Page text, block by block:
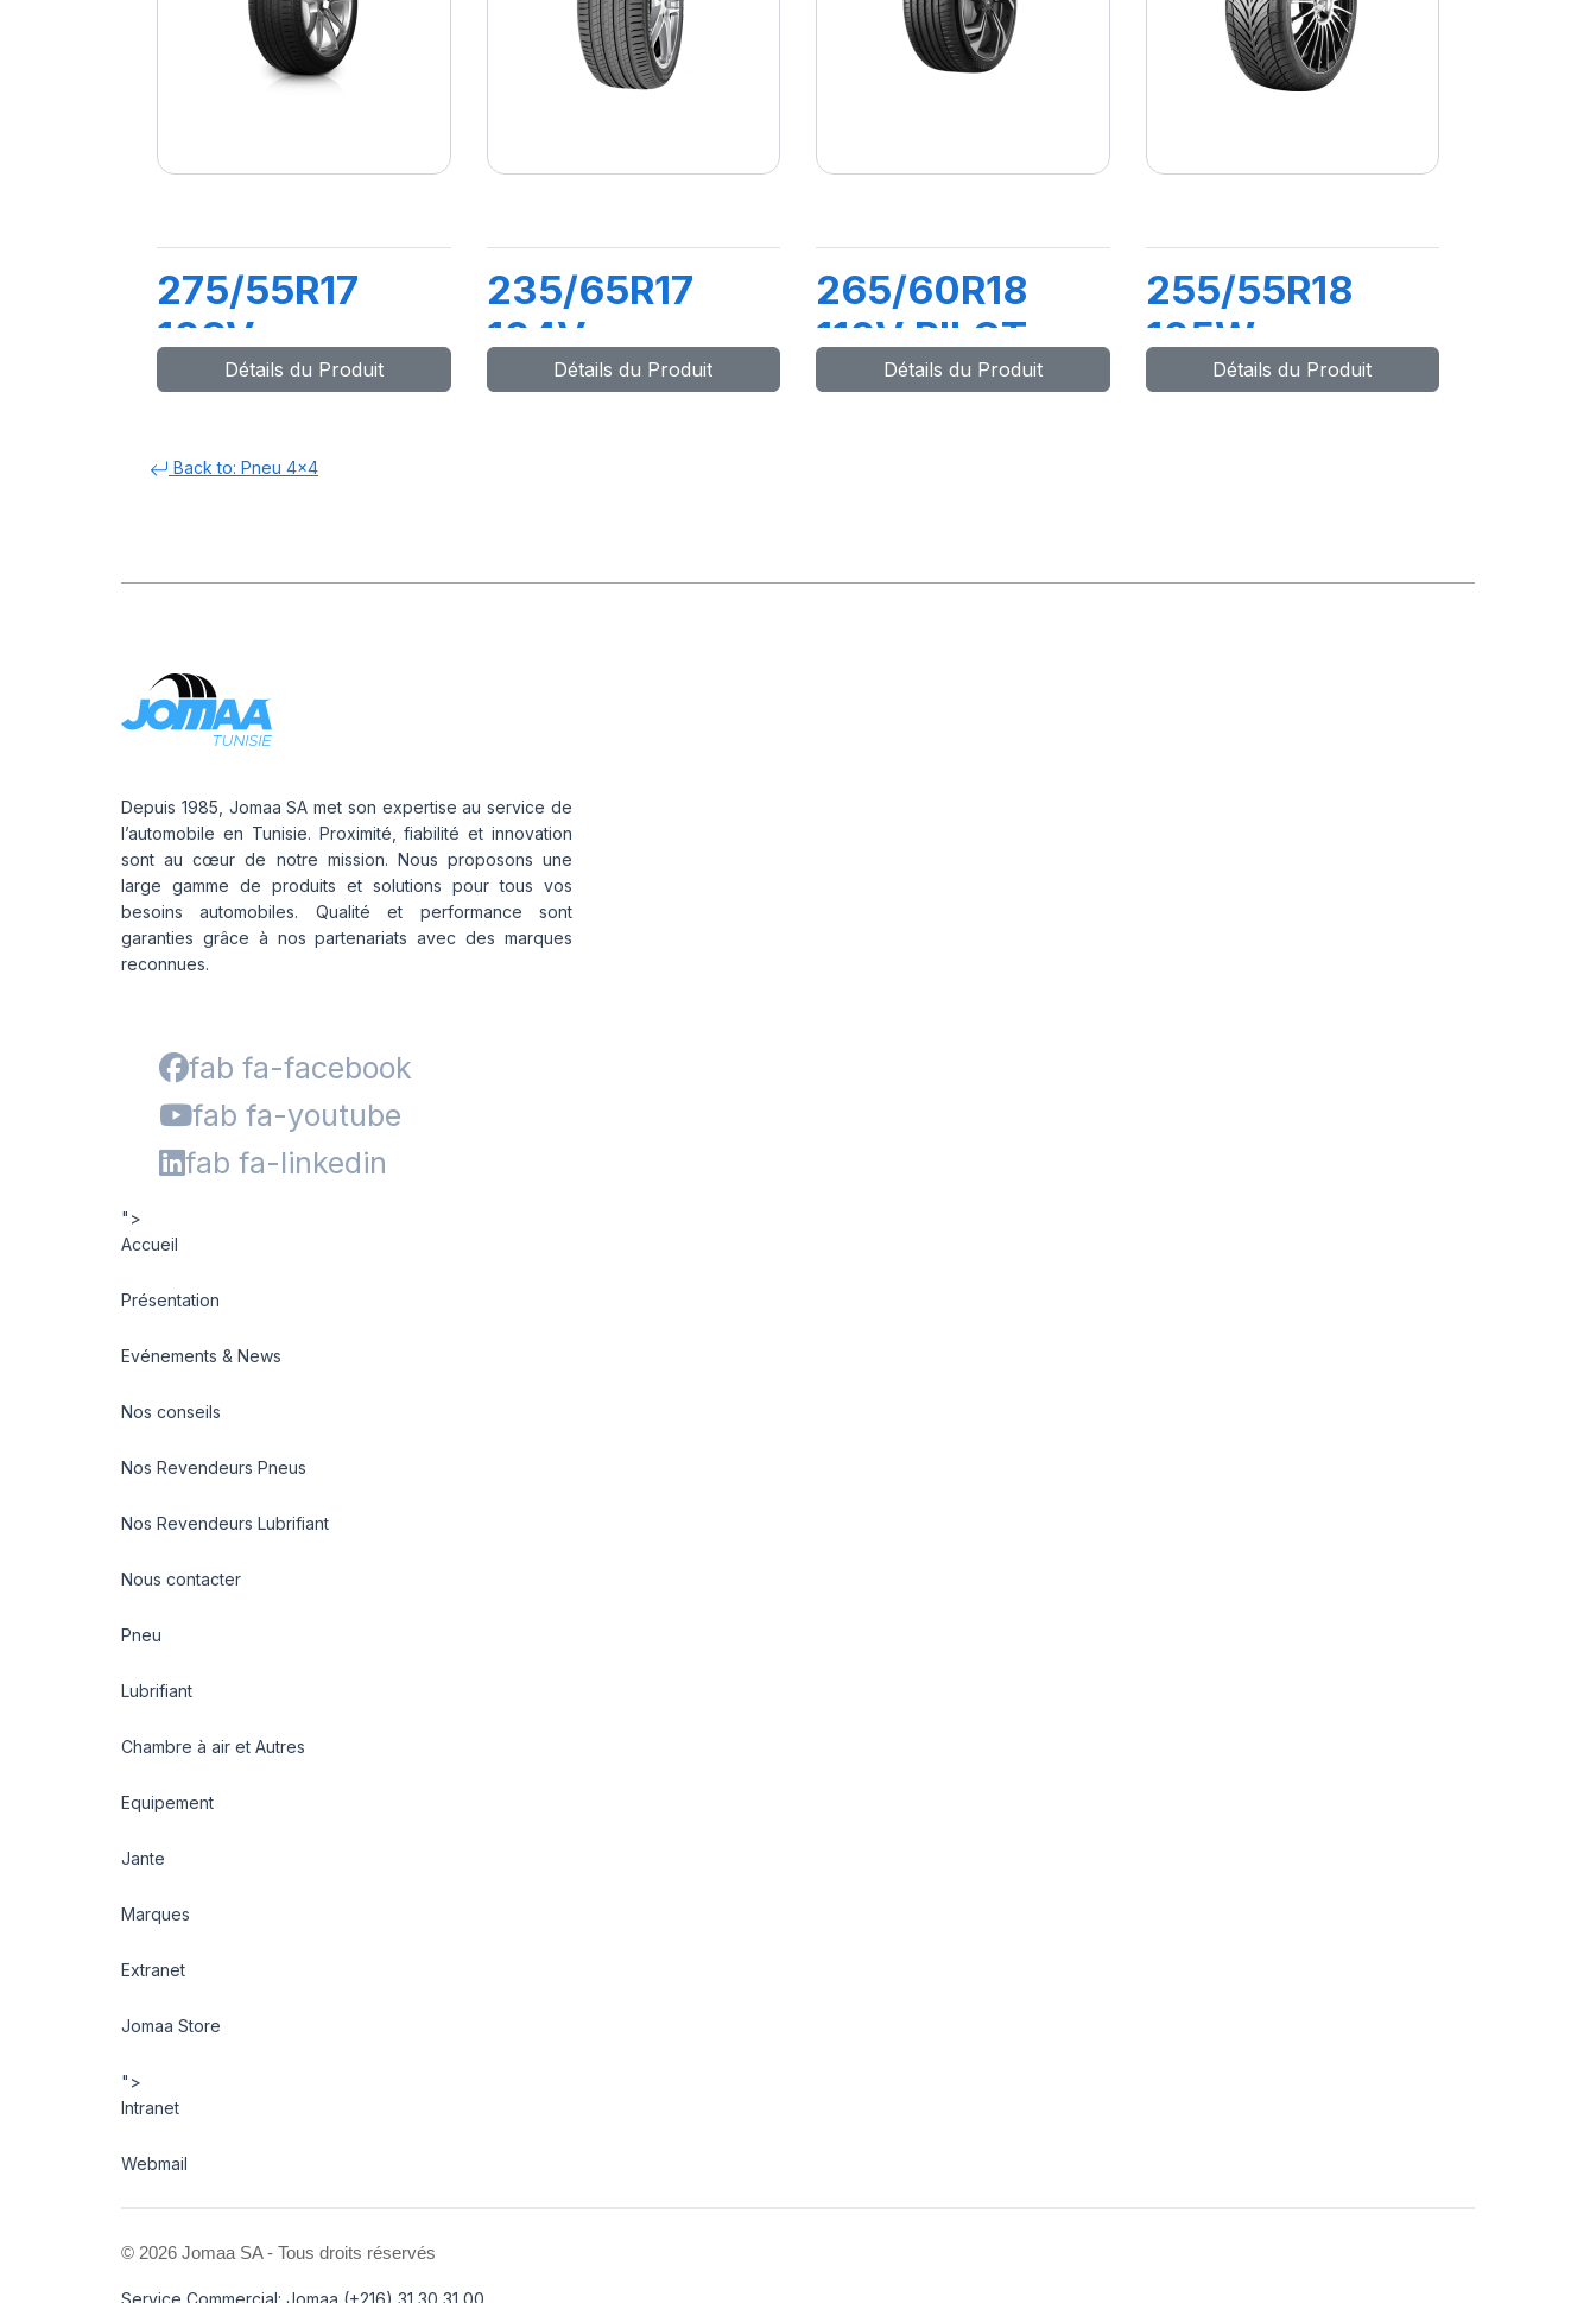
275/55R17
109V
LATTITUDE
Détails du Produit
235/65R17
104V
LATITUDE
Détails du Produit
265/60R18
110V PILOT
SPORT 4 SUV
Détails du Produit
255/55R18
105W
LATTITUDE
Détails du Produit
Back to: Pneu 4x4
Depuis 1985, Jomaa SA met son expertise au service de
l’automobile en Tunisie. Proximité, fiabilité et innovation
sont au cœur de notre mission. Nous proposons une
large gamme de produits et solutions pour tous vos
besoins automobiles. Qualité et performance sont
garanties grâce à nos partenariats avec des marques
reconnues.
fab fa-facebook
fab fa-youtube
fab fa-linkedin
">
Accueil
Présentation
Evénements & News
Nos conseils
Nos Revendeurs Pneus
Nos Revendeurs Lubrifiant
Nous contacter
Pneu
Lubrifiant
Chambre à air et Autres
Equipement
Jante
Marques
Extranet
Jomaa Store
">
Intranet
Webmail
© 2026 Jomaa SA - Tous droits réservés
Service Commercial: Jomaa (+216) 31 30 31 00